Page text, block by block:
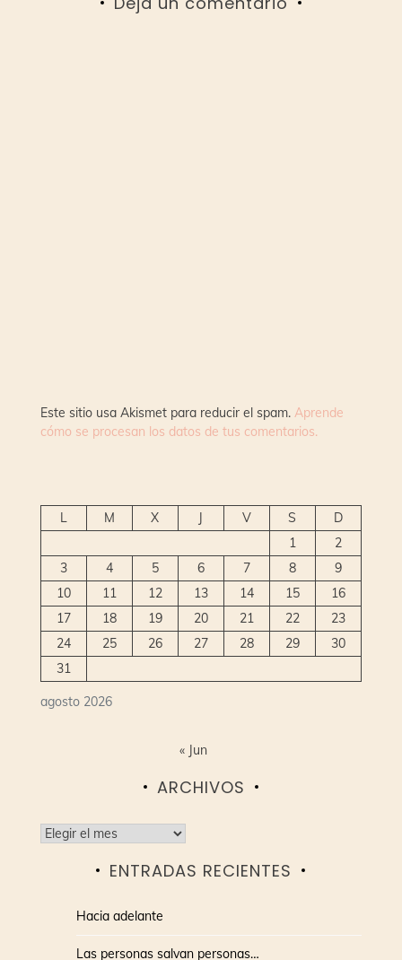
Este sitio usa Akismet para reducir el spam. Aprende
cómo se procesan los datos de tus comentarios.
agosto 2026
L M X J V S
D
1
2
3
4 5 6 7 8
9
10
11 12 13 14 15
16
17
18 19 20 21 22
23
24
25 26 27 28 29
30
31
« Jun
ARCHIVOS
Archivos
ENTRADAS RECIENTES
Hacia adelante
Las personas salvan personas…